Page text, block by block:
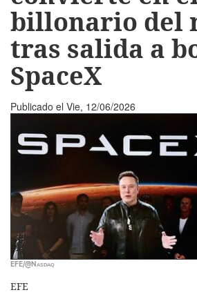
billonario del
tras salida a
SpaceX
Publicado el Vie, 12/06/2026
EFE/@Nasdaq
EFE